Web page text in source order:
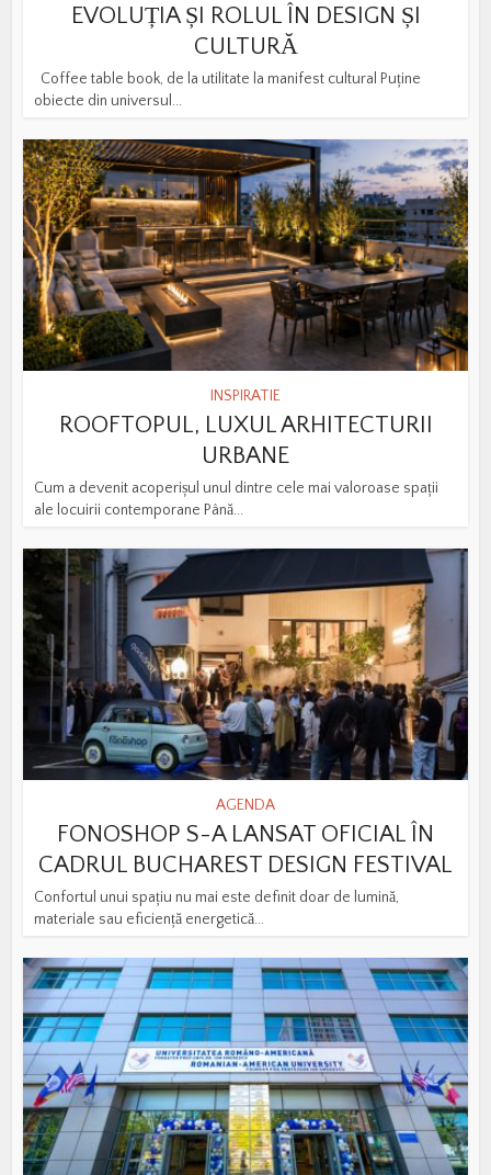
EVOLUȚIA ȘI ROLUL ÎN DESIGN ȘI
CULTURĂ
Coffee table book, de la utilitate la manifest cultural Puține
obiecte din universul...
INSPIRATIE
ROOFTOPUL, LUXUL ARHITECTURII
URBANE
Cum a devenit acoperișul unul dintre cele mai valoroase spații
ale locuirii contemporane Până...
AGENDA
FONOSHOP S-A LANSAT OFICIAL ÎN
CADRUL BUCHAREST DESIGN FESTIVAL
Confortul unui spațiu nu mai este definit doar de lumină,
materiale sau eficiență energetică...